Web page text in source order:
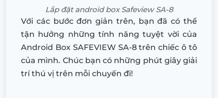
Lắp đặt android box Safeview SA-8
Với các bước đơn giản trên, bạn đã có thể
tận hưởng những tính năng tuyệt vời của
Android Box SAFEVIEW SA-8 trên chiếc ô tô
của mình. Chúc bạn có những phút giây giải
trí thú vị trên mỗi chuyến đi!